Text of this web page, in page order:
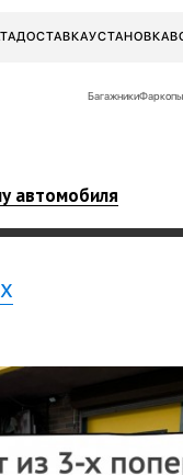
ДОСТАВКАУСТАНОВКА
БагажникиФаркопы
автомобиля